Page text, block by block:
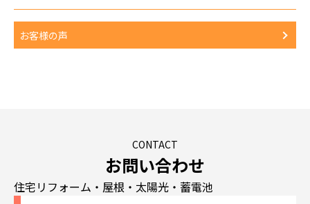
お客様の声
CONTACT
お問い合わせ
住宅リフォーム・屋根・太陽光・蓄電池